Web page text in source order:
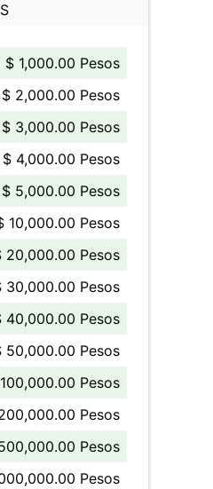
$ 1,000.00 Pesos
$ 2,000.00 Pesos
$ 3,000.00 Pesos
$ 4,000.00 Pesos
$ 5,000.00 Pesos
10,000.00 Pesos
20,000.00 Pesos
30,000.00 Pesos
40,000.00 Pesos
50,000.00 Pesos
Pesos
Pesos
Pesos
Pesos